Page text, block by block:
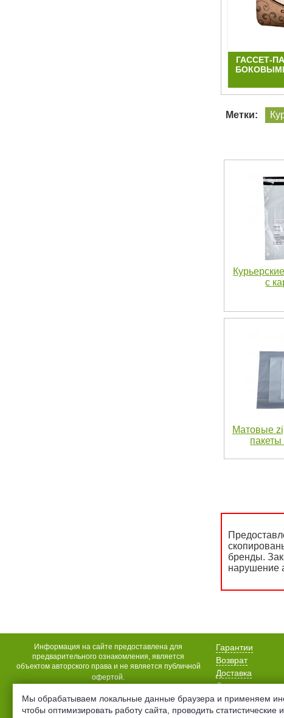
ГАССЕТ-
Метки:
с
Матовые
пакеты
бренды.
нарушение
Информация на сайте предоставлена для
предварительного ознакомления, является
объектом авторского права и не является публичной
офертой.
Гарантии
Возврат
Доставка
Оплата
Акции
Статьи
Мы обрабатываем локальные данные браузера и применяем
чтобы оптимизировать работу сайта, проводить статистические